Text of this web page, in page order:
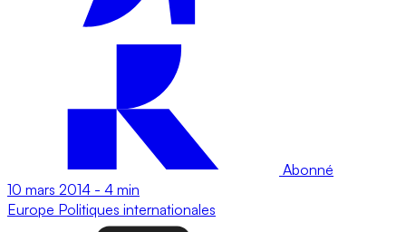
Abonné
10 mars 2014 - 4 min
Europe Politiques internationales